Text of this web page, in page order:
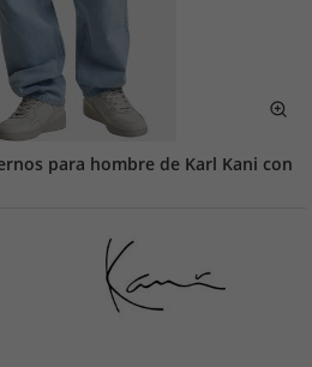
para hombre de Karl Kani con